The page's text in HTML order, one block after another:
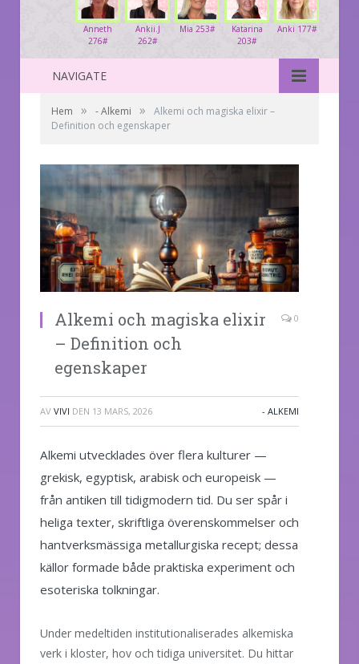
Anki 177#
Katarina
203#
Mia 253#
Ankii.J
262#
Anneth
276#
NAVIGATE
Hem » - Alkemi »
Alkemi och magiska elixir –
Definition och egenskaper
Alkemi och magiska elixir
– Definition och
egenskaper
0
AV VIVI DEN 13 MARS, 2026 - ALKEMI
Alkemi utvecklades över flera kulturer —
grekisk, egyptisk, arabisk och europeisk —
från antiken till tidigmodern tid. Du ser spår i
heliga texter, skriftliga överenskommelser och
hantverksmässiga metallurgiska recept; dessa
källor formade både praktiska experiment och
esoteriska tolkningar.
Under medeltiden institutionaliserades alkemiska
verk i kloster, hov och tidiga universitet. Du hittar